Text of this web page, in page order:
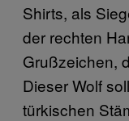
Shirts, als
der rechten
Grußzeichen,
Dieser Wolf
türkischen